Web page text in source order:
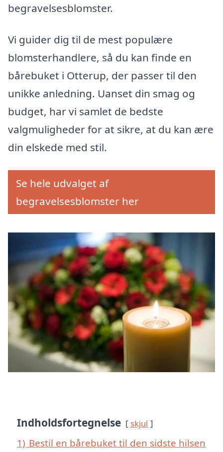
begravelsesblomster.
Vi guider dig til de mest populære
blomsterhandlere, så du kan finde en
bårebuket i Otterup, der passer til den
unikke anledning. Uanset din smag og
budget, har vi samlet de bedste
valgmuligheder for at sikre, at du kan ære
din elskede med stil.
Se hele udvalget af
begravelsesblomster her
Indholdsfortegnelse skjul
1) Bestil en bårebuket til den sidste hilsen